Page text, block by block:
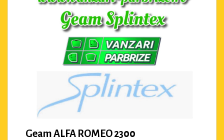
Geam ALFA ROMEO 2300